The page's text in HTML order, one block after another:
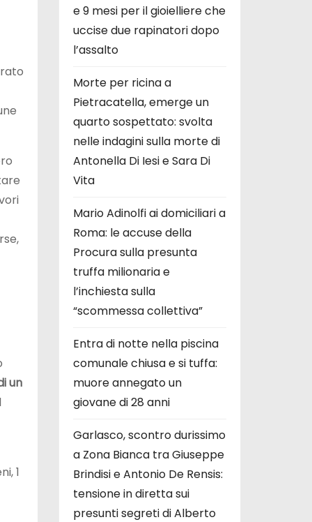
un
1
e 9 mesi per il gioielliere che
uccise due rapinatori dopo
l’assalto
Morte per ricina a
Pietracatella, emerge un
quarto sospettato: svolta
nelle indagini sulla morte di
Antonella Di Iesi e Sara Di
Vita
Mario Adinolfi ai domiciliari a
Roma: le accuse della
Procura sulla presunta
truffa milionaria e
l’inchiesta sulla
“scommessa collettiva”
Entra di notte nella piscina
comunale chiusa e si tuffa:
muore annegato un
giovane di 28 anni
Garlasco, scontro durissimo
a Zona Bianca tra Giuseppe
Brindisi e Antonio De Rensis:
tensione in diretta sui
presunti segreti di Alberto